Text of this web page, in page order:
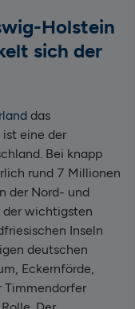
Holstein
sich der
das
eine der
Bei knapp
rund 7 Millionen
der Nord- und
der wichtigsten
Inseln
deutschen
Eckernförde,
Timmendorfer